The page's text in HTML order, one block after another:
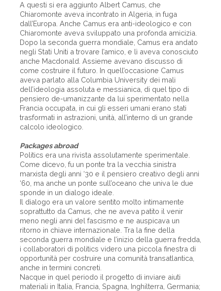
A questi si era aggiunto Albert Camus, che
Chiaromonte aveva incontrato in Algeria, in fuga
dall’Europa. Anche Camus era anti-ideologico e con
Chiaromonte aveva sviluppato una profonda amicizia.
Dopo la seconda guerra mondiale, Camus era andato
negli Stati Uniti a trovare l’amico, e lì aveva conosciuto
anche Macdonald. Assieme avevano discusso di
come costruire il futuro. In quell’occasione Camus
aveva parlato alla Columbia University dei mali
dell’ideologia assoluta e messianica, di quel tipo di
pensiero de-umanizzante da lui sperimentato nella
Francia occupata, in cui gli esseri umani erano stati
trasformati in astrazioni, unità, all’interno di un grande
calcolo ideologico.
Packages abroad
Politics era una rivista assolutamente sperimentale.
Come dicevo, fu un ponte tra la vecchia sinistra
marxista degli anni ‘30 e il pensiero creativo degli anni
‘60, ma anche un ponte sull’oceano che univa le due
sponde in un dialogo ideale.
Il dialogo era un valore sentito molto intimamente
soprattutto da Camus, che ne aveva patito il venir
meno negli anni del fascismo e ne auspicava un
ritorno in chiave internazionale. Tra la fine della
seconda guerra mondiale e l’inizio della guerra fredda,
i collaboratori di politics videro una piccola finestra di
opportunità per costruire una comunità transatlantica,
anche in termini concreti.
Nacque in quel periodo il progetto di inviare aiuti
materiali in Italia, Francia, Spagna, Inghilterra, Germania;